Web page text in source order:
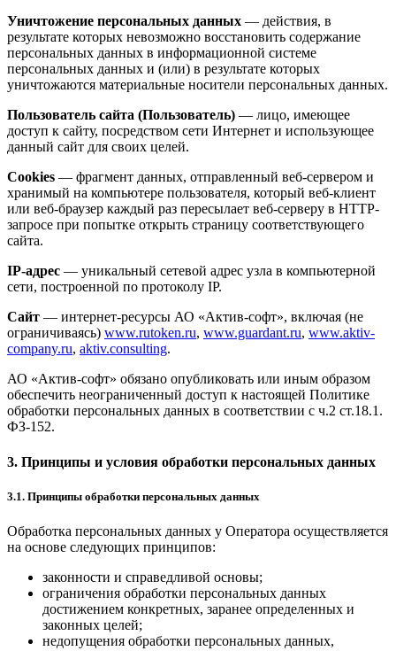
Уничтожение персональных данных — действия, в
результате которых невозможно восстановить содержание
персональных данных в информационной системе
персональных данных и (или) в результате которых
уничтожаются материальные носители персональных данных.
Пользователь сайта (Пользователь) — лицо, имеющее
доступ к сайту, посредством сети Интернет и использующее
данный сайт для своих целей.
Cookies — фрагмент данных, отправленный веб-сервером и
хранимый на компьютере пользователя, который веб-клиент
или веб-браузер каждый раз пересылает веб-серверу в HTTP-
запросе при попытке открыть страницу соответствующего
сайта.
IP-адрес — уникальный сетевой адрес узла в компьютерной
сети, построенной по протоколу IP.
Сайт — интернет-ресурсы АО «Актив-софт», включая (не
ограничиваясь) www.rutoken.ru, www.guardant.ru, www.aktiv-
company.ru, aktiv.consulting.
АО «Актив-софт» обязано опубликовать или иным образом
обеспечить неограниченный доступ к настоящей Политике
обработки персональных данных в соответствии с ч.2 ст.18.1.
ФЗ-152.
3. Принципы и условия обработки персональных данных
3.1. Принципы обработки персональных данных
Обработка персональных данных у Оператора осуществляется
на основе следующих принципов:
законности и справедливой основы;
ограничения обработки персональных данных
достижением конкретных, заранее определенных и
законных целей;
недопущения обработки персональных данных,